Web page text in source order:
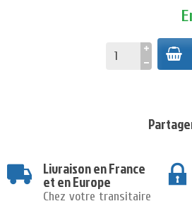
Livraison en France
et en Europe
Chez votre transitaire